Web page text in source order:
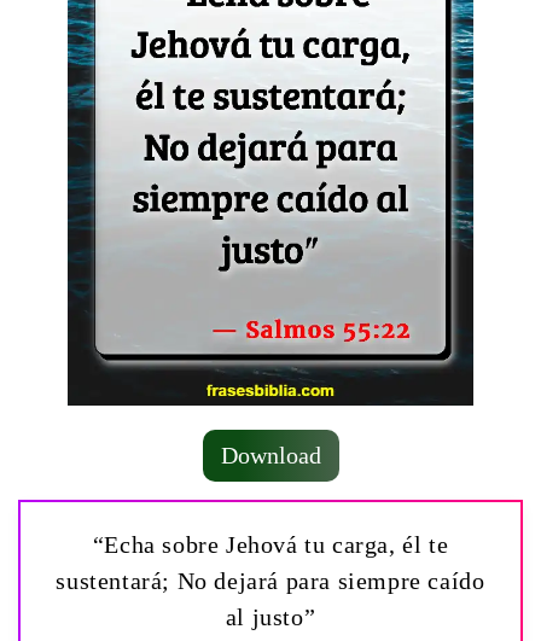
Download
“Echa sobre Jehová tu carga, él te
sustentará; No dejará para siempre caído
al justo”